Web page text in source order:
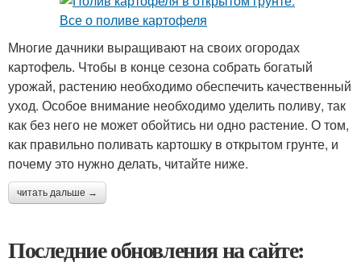
Многие дачники выращивают на своих огородах
картофель. Чтобы в конце сезона собрать богатый
урожай, растению необходимо обеспечить качественный
уход. Особое внимание необходимо уделить поливу, так
как без него не может обойтись ни одно растение. О том,
как правильно поливать картошку в открытом грунте, и
почему это нужно делать, читайте ниже.
читать дальше →
Последние обновления на сайте: